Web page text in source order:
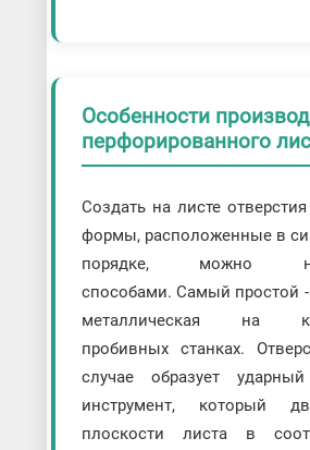
Особенности
перфорированного
Создать на листе
формы, расположенные в
порядке, можно
способами. Самый простой
металлическая на
пробивных станках.
случае образует
инструмент, который
плоскости листа в